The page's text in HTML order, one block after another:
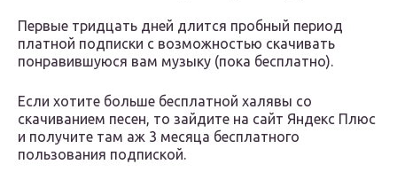
Первые тридцать дней длится пробный период
платной подписки с возможностью скачивать
понравившуюся вам музыку (пока бесплатно).
Если хотите больше бесплатной халявы со
скачиванием песен, то зайдите на сайт Яндекс Плюс
и получите там аж 3 месяца бесплатного
пользования подпиской.